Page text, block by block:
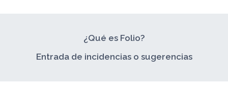
¿Qué es Folio?
Entrada de incidencias o sugerencias